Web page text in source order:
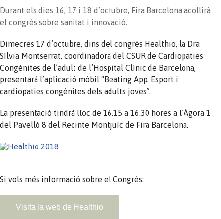
Durant els dies 16, 17 i 18 d’octubre, Fira Barcelona acollirà
el congrés sobre sanitat i innovació.
Dimecres 17 d’octubre, dins del congrés Healthio, la Dra
Sílvia Montserrat, coordinadora del CSUR de Cardiopaties
Congènites de l’adult de l’Hospital Clínic de Barcelona,
presentarà l’aplicació mòbil “Beating App. Esport i
cardiopaties congènites dels adults joves”.
La presentació tindrà lloc de 16.15 a 16.30 hores a l’Àgora 1
del Pavelló 8 del Recinte Montjuïc de Fira Barcelona.
Si vols més informació sobre el Congrés:
Visita la web de Healthio